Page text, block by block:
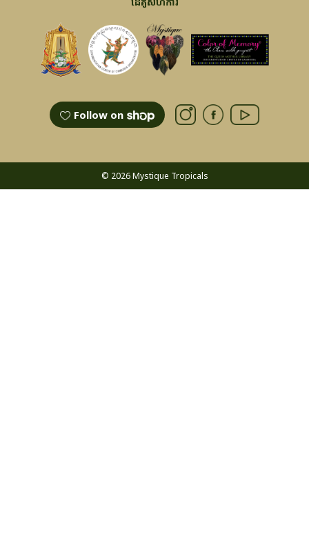
Follow on
© 2026 Mystique Tropicals